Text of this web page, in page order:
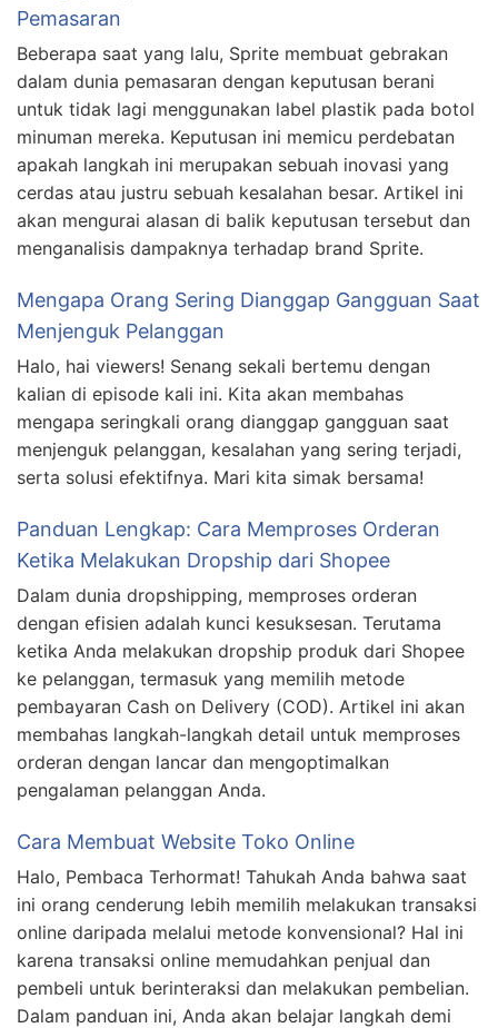
Pemasaran
Beberapa saat yang lalu, Sprite membuat gebrakan
dalam dunia pemasaran dengan keputusan berani
untuk tidak lagi menggunakan label plastik pada botol
minuman mereka. Keputusan ini memicu perdebatan
apakah langkah ini merupakan sebuah inovasi yang
cerdas atau justru sebuah kesalahan besar. Artikel ini
akan mengurai alasan di balik keputusan tersebut dan
menganalisis dampaknya terhadap brand Sprite.
Mengapa Orang Sering Dianggap Gangguan Saat
Menjenguk Pelanggan
Halo, hai viewers! Senang sekali bertemu dengan
kalian di episode kali ini. Kita akan membahas
mengapa seringkali orang dianggap gangguan saat
menjenguk pelanggan, kesalahan yang sering terjadi,
serta solusi efektifnya. Mari kita simak bersama!
Panduan Lengkap: Cara Memproses Orderan
Ketika Melakukan Dropship dari Shopee
Dalam dunia dropshipping, memproses orderan
dengan efisien adalah kunci kesuksesan. Terutama
ketika Anda melakukan dropship produk dari Shopee
ke pelanggan, termasuk yang memilih metode
pembayaran Cash on Delivery (COD). Artikel ini akan
membahas langkah-langkah detail untuk memproses
orderan dengan lancar dan mengoptimalkan
pengalaman pelanggan Anda.
Cara Membuat Website Toko Online
Halo, Pembaca Terhormat! Tahukah Anda bahwa saat
ini orang cenderung lebih memilih melakukan transaksi
online daripada melalui metode konvensional? Hal ini
karena transaksi online memudahkan penjual dan
pembeli untuk berinteraksi dan melakukan pembelian.
Dalam panduan ini, Anda akan belajar langkah demi